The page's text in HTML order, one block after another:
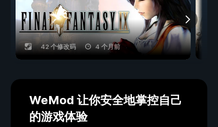
42 个修改码 4 个月前
WeMod 让你安全地掌控自己
的游戏体验